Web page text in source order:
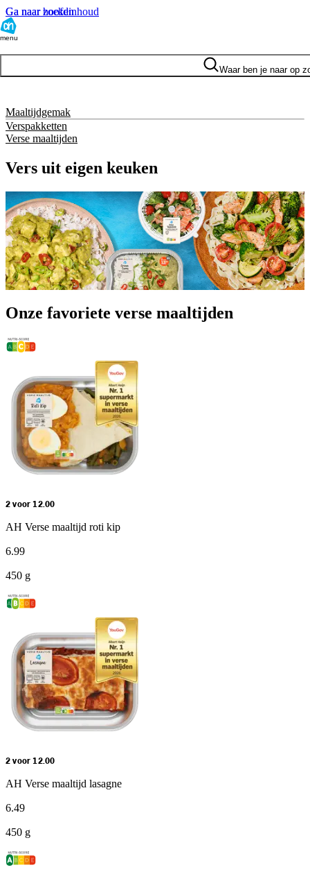
Ga naar hoofdinhoud
Ga naar zoeken
menu
Waar ben je naar op
Maaltijdgemak
Verspakketten
Verse maaltijden
Vers uit eigen keuken
Onze favoriete verse maaltijden
2 voor 12.00
AH Verse maaltijd roti kip
6.99
450 g
2 voor 12.00
AH Verse maaltijd lasagne
6.49
450 g